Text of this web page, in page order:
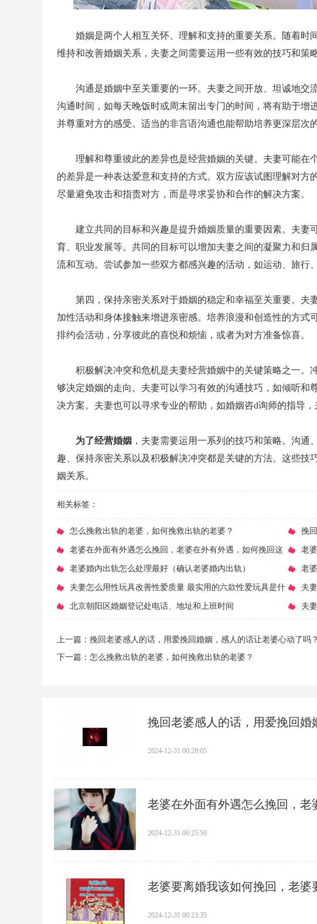
婚姻是两个人相互关怀、理解和支持的重要关系。随着时
维持和改善婚姻关系，夫妻之间需要运用一些有效的技巧和策
沟通是婚姻中至关重要的一环。夫妻之间开放、坦诚地交
沟通时间，如每天晚饭时或周末留出专门的时间，将有助于增
并尊重对方的感受。适当的非言语沟通也能帮助培养更深层次
理解和尊重彼此的差异也是经营婚姻的关键。夫妻可能在
的差异是一种表达爱意和支持的方式。双方应该试图理解对方
尽量避免攻击和指责对方，而是寻求妥协和合作的解决方案。
建立共同的目标和兴趣是提升婚姻质量的重要因素。夫妻
育、职业发展等。共同的目标可以增加夫妻之间的凝聚力和归
流和互动。尝试参加一些双方都感兴趣的活动，如运动、旅行
第四，保持亲密关系对于婚姻的稳定和幸福至关重要。夫
加性活动和身体接触来增进亲密感。培养浪漫和创造性的方式
排约会活动，分享彼此的喜悦和烦恼，或者为对方准备惊喜。
积极解决冲突和危机是夫妻经营婚姻中的关键策略之一。
够决定婚姻的走向。夫妻可以学习有效的沟通技巧，如倾听和
决方案。夫妻也可以寻求专业的帮助，如婚姻咨d询师的指导，
为了经营婚姻 ，夫妻需要运用一系列的技巧和策略。沟
趣、保持亲密关系以及积极解决冲突都是关键的方法。这些技
姻关系。
相关标签：
​怎么挽救出轨的老婆，如何挽救出轨的老婆？ 挽
吗？
​老婆在外面有外遇怎么挽回，老婆在外有外遇，如何挽回这
段感情?
老
​老婆婚内出轨怎么处理最好（确认老婆婚内出轨） 老
​夫妻怎么用性玩具改善性爱质量 最实用的六款性爱玩具是什
么
夫
​北京朝阳区婚姻登记处电话、地址和上班时间 夫
上一篇： ​挽回老婆感人的话，用爱挽回婚姻，感人的话让老婆心动了吗？
下一篇： ​怎么挽救出轨的老婆，如何挽救出轨的老婆？
挽回老婆感人的话，用爱挽回婚
2024-12-31 00:28:05
老婆在外面有外遇怎么挽回，老
2024-12-31 00:25:50
老婆要离婚我该如何挽回，老婆
2024-12-31 00:23:35